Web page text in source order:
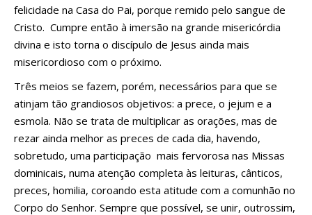
felicidade na Casa do Pai, porque remido pelo sangue de
Cristo. Cumpre então à imersão na grande misericórdia
divina e isto torna o discípulo de Jesus ainda mais
misericordioso com o próximo.
Três meios se fazem, porém, necessários para que se
atinjam tão grandiosos objetivos: a prece, o jejum e a
esmola. Não se trata de multiplicar as orações, mas de
rezar ainda melhor as preces de cada dia, havendo,
sobretudo, uma participação mais fervorosa nas Missas
dominicais, numa atenção completa às leituras, cânticos,
preces, homilia, coroando esta atitude com a comunhão no
Corpo do Senhor. Sempre que possível, se unir, outrossim,